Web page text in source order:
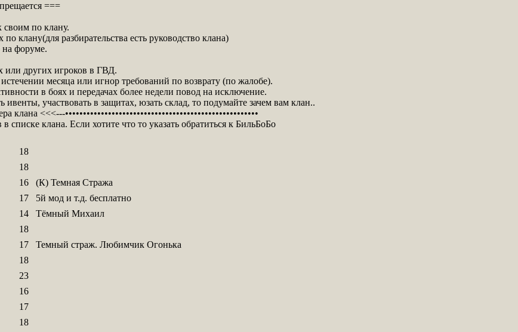
===
своим по клану.
клану(для разбирательства есть руководство клана)
на форуме.
или других игроков в ГВД.
месяца или игнор требований по возврату (по жалобе).
в боях и передачах более недели повод на исключение.
ивенты, участвовать в защитах, юзать склад, то подумайте зачем вам клан..
клана <<<---••••••••••••••••••••••••••••••••••••••••••••••••••••••
списке клана. Если хотите что то указать обратиться к БильБоБо
18
18
16
(К) Темная Стража
17
5й мод и т.д. бесплатно
14
Тёмный Михаил
18
17
Темный страж. Любимчик Огонька
18
23
16
17
18